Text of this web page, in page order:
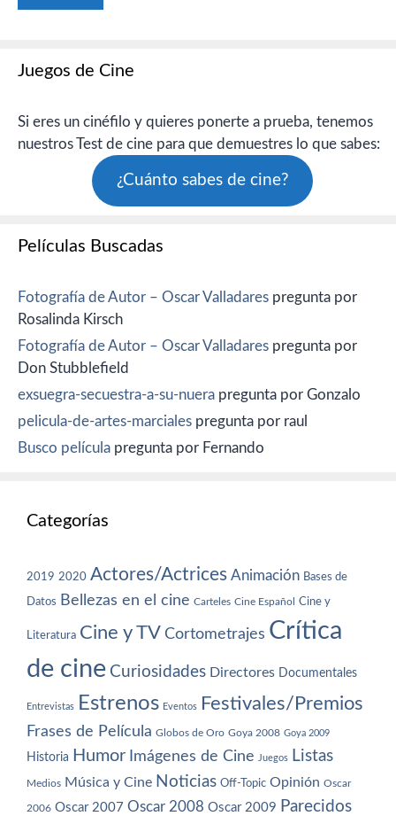
Juegos de Cine
Si eres un cinéfilo y quieres ponerte a prueba, tenemos
nuestros Test de cine para que demuestres lo que sabes:
¿Cuánto sabes de cine?
Películas Buscadas
Fotografía de Autor – Oscar Valladares pregunta por
Rosalinda Kirsch
Fotografía de Autor – Oscar Valladares pregunta por
Don Stubblefield
exsuegra-secuestra-a-su-nuera pregunta por Gonzalo
pelicula-de-artes-marciales pregunta por raul
Busco película pregunta por Fernando
Categorías
2019 2020 Actores/Actrices Animación Bases de
Datos Bellezas en el cine Carteles Cine Español Cine y
Literatura Cine y TV Cortometrajes Crítica
de cine Curiosidades Directores Documentales
Entrevistas Estrenos Eventos Festivales/Premios
Frases de Película Globos de Oro Goya 2008 Goya 2009
Historia Humor Imágenes de Cine Juegos Listas
Medios Música y Cine Noticias Off-Topic Opinión Oscar
2006 Oscar 2007 Oscar 2008 Oscar 2009 Parecidos